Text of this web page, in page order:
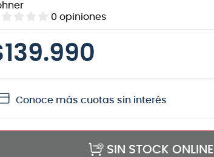
0 opiniones
139.990
Conoce más cuotas sin interés
SIN STOCK ONLINE